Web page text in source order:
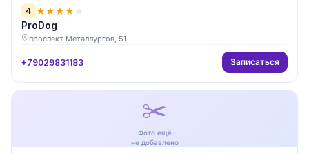
4 ★★★★ ★
ProDog
проспект Металлургов, 51
+79029831183 Записаться
✂️
Фото ещё
не добавлено